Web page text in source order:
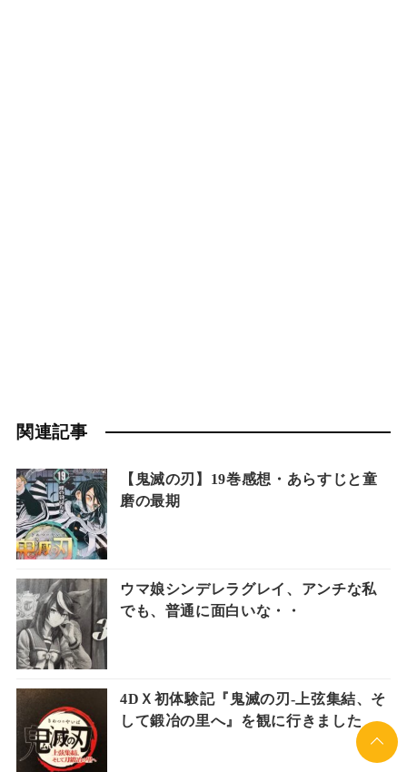
関連記事
【鬼滅の刃】19巻感想・あらすじと童
磨の最期
ウマ娘シンデレラグレイ、アンチな私
でも、普通に面白いな・・
4DＸ初体験記『鬼滅の刃-上弦集結、そ
して鍛冶の里へ』を観に行きました